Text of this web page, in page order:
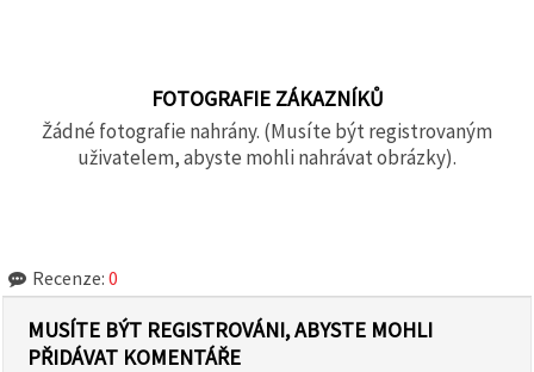
FOTOGRAFIE ZÁKAZNÍKŮ
Žádné fotografie nahrány. (Musíte být registrovaným
uživatelem, abyste mohli nahrávat obrázky).
Recenze: 0
MUSÍTE BÝT REGISTROVÁNI, ABYSTE MOHLI
PŘIDÁVAT KOMENTÁŘE